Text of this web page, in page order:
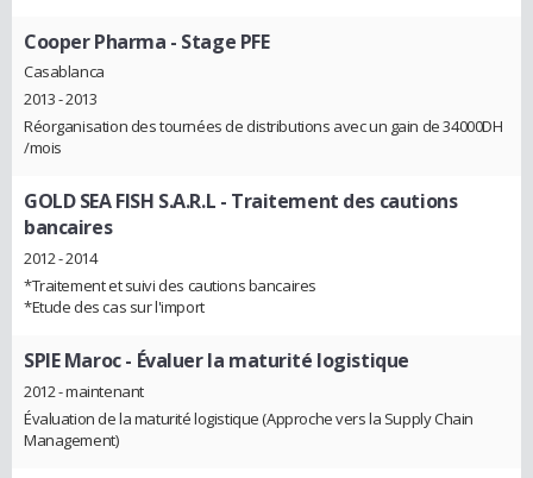
Cooper Pharma - Stage PFE
Casablanca
2013 - 2013
Réorganisation des tournées de distributions avec un gain de 34000DH
/mois
GOLD SEA FISH S.A.R.L - Traitement des cautions
bancaires
2012 - 2014
*Traitement et suivi des cautions bancaires
*Etude des cas sur l'import
SPIE Maroc- Évaluer la maturité logistique
2012 - maintenant
Évaluation de la maturité logistique (Approche vers la Supply Chain
Management)